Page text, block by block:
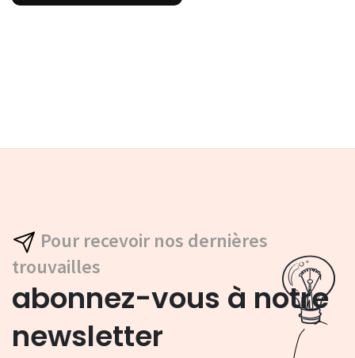
Pour recevoir nos dernières
trouvailles
abonnez-vous à notre
newsletter